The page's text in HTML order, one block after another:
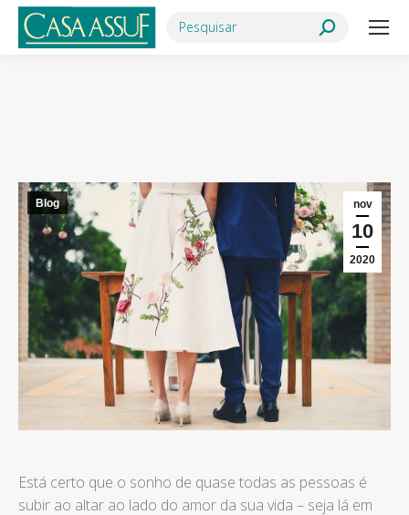
Search:
nov
10
2020
Blog
Está certo que o sonho de quase todas as pessoas é
subir ao altar ao lado do amor da sua vida – seja lá em